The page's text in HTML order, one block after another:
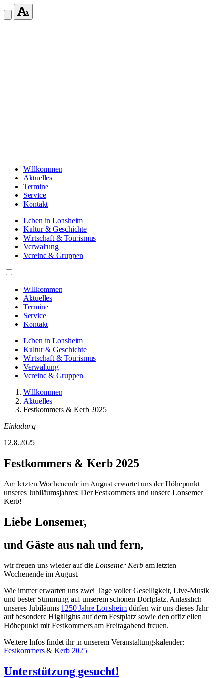
Willkommen
Aktuelles
Termine
Service
Kontakt
Leben in Lonsheim
Kultur & Geschichte
Wirtschaft & Tourismus
Verwaltung
Vereine & Gruppen
Willkommen
Aktuelles
Termine
Service
Kontakt
Leben in Lonsheim
Kultur & Geschichte
Wirtschaft & Tourismus
Verwaltung
Vereine & Gruppen
Willkommen
Aktuelles
Festkommers & Kerb 2025
Einladung
12.8.2025
Festkommers & Kerb 2025
Am letzten Wochenende im August erwartet uns der Höhepunkt
unseres Jubiläumsjahres: Der Festkommers und unsere Lonsemer
Kerb!
Liebe Lonsemer,
und Gäste aus nah und fern,
wir freuen uns wieder auf die Lonsemer Kerb am letzten
Wochenende im August.
Wie immer erwarten uns zwei Tage voller Geselligkeit, Live-Musik
und bester Stimmung auf unserem schönen Dorfplatz. Anlässlich
unseres Jubiläums 1250 Jahre Lonsheim dürfen wir uns dieses Jahr
auf besondere Highlights auf dem Festplatz sowie den offiziellen
Höhepunkt mit Festkommers am Freitagabend freuen.
Weitere Infos findet ihr in unserem Veranstaltungskalender:
Festkommers & Kerb 2025
Unterstützung gesucht!